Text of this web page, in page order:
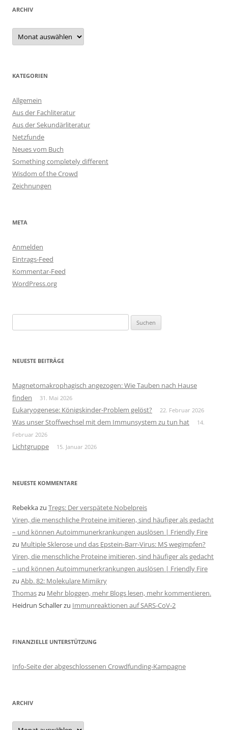
ARCHIV
Archiv
KATEGORIEN
Allgemein
Aus der Fachliteratur
Aus der Sekundärliteratur
Netzfunde
Neues vom Buch
Something completely different
Wisdom of the Crowd
Zeichnungen
META
Anmelden
Eintrags-Feed
Kommentar-Feed
WordPress.org
nach:
NEUESTE BEITRÄGE
Magnetomakrophagisch angezogen: Wie Tauben nach Hause
finden
31. Mai 2026
Eukaryogenese: Königskinder-Problem gelöst? 22. Februar 2026
Was unser Stoffwechsel mit dem Immunsystem zu tun hat
14.
Februar 2026
Lichtgruppe 15. Januar 2026
NEUESTE KOMMENTARE
Rebekkazu Tregs: Der verspätete Nobelpreis
Viren, die menschliche Proteine imitieren, sind häufiger als gedacht
– und können Autoimmunerkrankungen auslösen | Friendly Fire
zu Multiple Sklerose und das Epstein-Barr-Virus: MS wegimpfen?
Viren, die menschliche Proteine imitieren, sind häufiger als gedacht
– und können Autoimmunerkrankungen auslösen | Friendly Fire
zu Abb. 82: Molekulare Mimikry
Thomaszu Mehr bloggen, mehr Blogs lesen, mehr kommentieren.
Heidrun Schallerzu Immunreaktionen auf SARS-CoV-2
FINANZIELLE UNTERSTÜTZUNG
Info-Seite der abgeschlossenen Crowdfunding-Kampagne
ARCHIV
Archiv